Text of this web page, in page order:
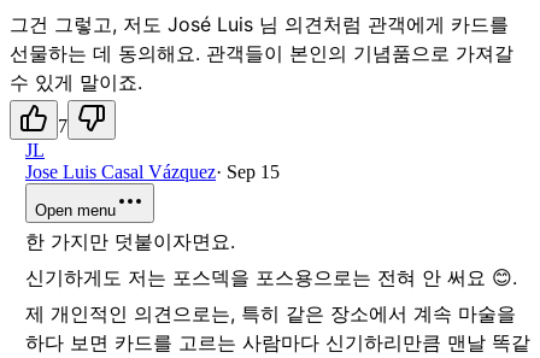
그건 그렇고, 저도 José Luis 님 의견처럼 관객에게 카드를
선물하는 데 동의해요. 관객들이 본인의 기념품으로 가져갈
수 있게 말이죠.
7
JL
Jose Luis Casal Vázquez· Sep 15
Open menu
한 가지만 덧붙이자면요.
신기하게도 저는 포스덱을 포스용으로는 전혀 안 써요 😊.
제 개인적인 의견으로는, 특히 같은 장소에서 계속 마술을
하다 보면 카드를 고르는 사람마다 신기하리만큼 맨날 똑같